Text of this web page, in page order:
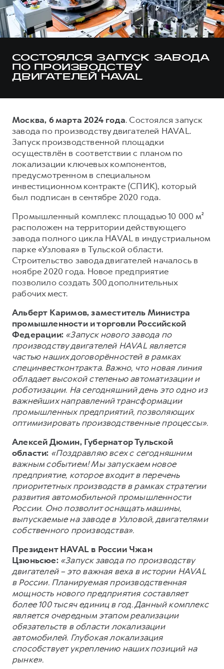
от 3 199 000 ₽ от 3 499 000 ₽
F7
от 2 899 000 ₽
F7X
от 3 599 000 ₽
POER
Тест-драйв
Трейд-ин
КРЕДИТ И СТРАХОВАНИЕ
Кредитный калькулятор
Страхование
КОРПОРАТИВНЫМ КЛИЕНТАМ
Для малого бизнеса
Корпоративным клиентам
Крупным корпоративным клиентам
Сервис для корпоративных клиентов
HAVAL Лизинг
АКСЕССУАРЫ HAVAL
Автомобильные аксессуары
Коллекция CITY
Коллекция Базовая
Коллекция Детская
СЕРВИСНОЕ ОБСЛУЖИВАНИЕ
Нулевое ТО
Регламенты технического обслуживания
Электронный ПТС
GWM Безопасность
Гарантия HAVAL
Мобильное приложение GWM
Программа «HAVAL Защита+»
Руководства по эксплуатации
АКСЕССУАРЫ HAVAL
Автомобильные аксессуары
Коллекция CITY
Коллекция Базовая
Коллекция Детская
О дилере
Наша команда
СОСТОЯЛСЯ ЗАПУСК ЗАВОДА
ПО ПРОИЗВОДСТВУ
ДВИГАТЕЛЕЙ HAVAL
Москва, 6 марта 2024 года. Состоялся запуск
завода по производству двигателей HAVAL.
Запуск производственной площадки
осуществлён в соответствии с планом по
локализации ключевых компонентов,
предусмотренном в специальном
инвестиционном контракте (СПИК), который
был подписан в сентябре 2020 года.
Промышленный комплекс площадью 10 000 м²
расположен на территории действующего
завода полного цикла HAVAL в индустриальном
парке «Узловая» в Тульской области.
Строительство завода двигателей началось в
ноябре 2020 года. Новое предприятие
позволило создать 300 дополнительных
рабочих мест.
Альберт Каримов, заместитель Министра
промышленности и торговли Российской
Федерации: «Запуск нового завода по
производству двигателей HAVAL является
частью наших договорённостей в рамках
специнвестконтракта. Важно, что новая линия
обладает высокой степенью автоматизации и
роботизации. На сегодняшний день это одно из
важнейших направлений трансформации
промышленных предприятий, позволяющих
оптимизировать производственные процессы».
Алексей Дюмин, Губернатор Тульской
области: «Поздравляю всех с сегодняшним
важным событием! Мы запускаем новое
предприятие, которое входит в перечень
приоритетных производств в рамках стратегии
развития автомобильной промышленности
России. Оно позволит оснащать машины,
выпускаемые на заводе в Узловой, двигателями
собственного производства».
Президент HAVAL в России Чжан
Цзюньсюе: «Запуск завода по производству
двигателей – это важная веха в истории HAVAL
в России. Планируемая производственная
мощность нового предприятия составляет
более 100 тысяч единиц в год. Данный комплекс
является очередным этапом реализации
обязательств в области локализации
автомобилей. Глубокая локализация
способствует укреплению наших позиций на
рынке».